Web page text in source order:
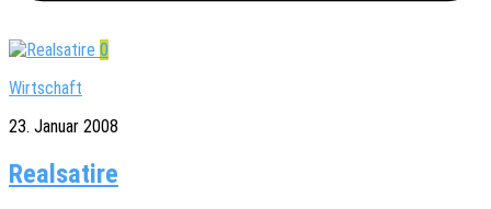
0
Wirtschaft
23. Januar 2008
Realsatire